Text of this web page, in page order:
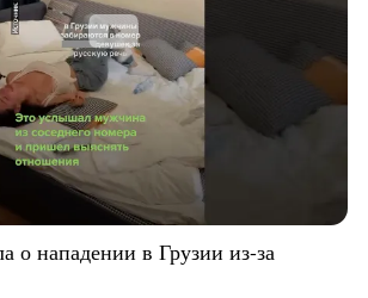
о нападении в Грузии из-за